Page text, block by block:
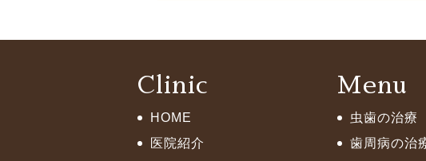
Clinic
HOME
医院紹介
Menu
虫歯の治療
歯周病の治